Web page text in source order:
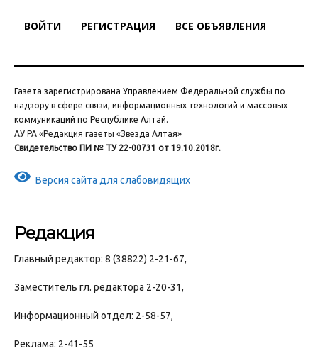
ВОЙТИ РЕГИСТРАЦИЯ ВСЕ ОБЪЯВЛЕНИЯ
Газета зарегистрирована Управлением Федеральной службы по
надзору в сфере связи, информационных технологий и массовых
коммуникаций по Республике Алтай.
АУ РА «Редакция газеты «Звезда Алтая»
Свидетельство ПИ № ТУ 22-00731 от 19.10.2018г.
Версия сайта для слабовидящих
Редакция
Главный редактор: 8 (38822) 2-21-67,
Заместитель гл. редактора 2-20-31,
Информационный отдел: 2-58-57,
Реклама: 2-41-55